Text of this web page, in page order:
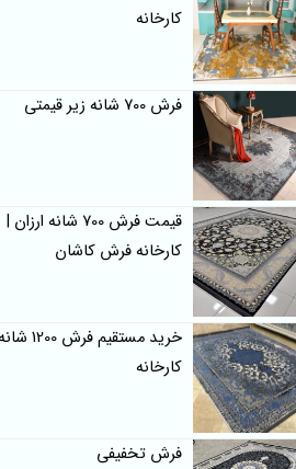
کارخانه
فرش 700 شانه زیر قیمتی
قیمت فرش 700 شانه ارزان |
کارخانه فرش کاشان
خرید مستقیم فرش 1200 شانه از
کارخانه
فرش تخفیفی